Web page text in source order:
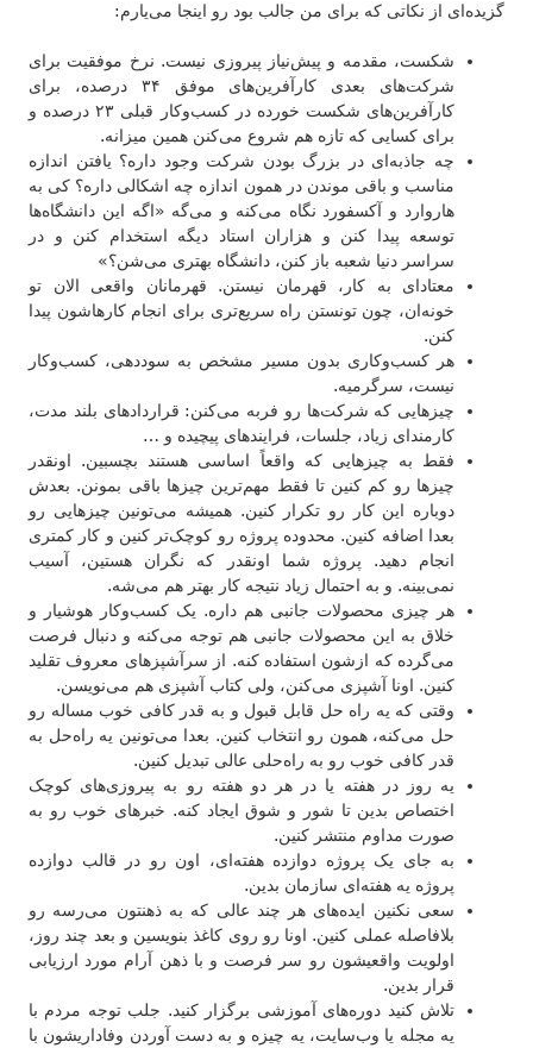
گزیده‌ای از نکاتی که برای من جالب بود رو اینجا می‌یارم:
شکست، مقدمه و پیش‌نیاز پیروزی نیست. نرخ موفقیت برای
شرکت‌های بعدی کارآفرین‌های موفق ۳۴ درصده، برای
کارآفرین‌های شکست خورده در کسب‌وکار قبلی ۲۳ درصده و
برای کسایی که تازه هم شروع می‌کنن همین میزانه.
چه جاذبه‌ای در بزرگ بودن شرکت وجود داره؟ یافتن اندازه
مناسب و باقی موندن در همون اندازه چه اشکالی داره؟ کی به
هاروارد و آکسفورد نگاه می‌کنه و می‌گه «اگه این دانشگاه‌ها
توسعه پیدا کنن و هزاران استاد دیگه استخدام کنن و در
سراسر دنیا شعبه باز کنن، دانشگاه بهتری می‌شن؟»
معتادای به کار، قهرمان نیستن. قهرمانان واقعی الان تو
خونه‌ان، چون تونستن راه سریع‌تری برای انجام کارهاشون پیدا
کنن.
هر کسب‌وکاری بدون مسیر مشخص به سوددهی، کسب‌و‌کار
نیست، سرگرمیه.
چیزهایی که شرکت‌ها رو فربه می‌کنن: قراردادهای بلند مدت،
کارمندای زیاد، جلسات، فرایندهای پیچیده و …
فقط به چیزهایی که واقعاً اساسی هستند بچسبین. اونقدر
چیزها رو کم کنین تا فقط مهم‌ترین چیزها باقی بمونن. بعدش
دوباره این کار رو تکرار کنین. همیشه می‌تونین چیزهایی رو
بعدا اضافه کنین. محدوده پروژه رو کوچک‌تر کنین و کار کمتری
انجام دهید. پروژه شما اونقدر که نگران هستین، آسیب
نمی‌بینه. و به احتمال زیاد نتیجه کار بهتر هم می‌شه.
هر چیزی محصولات جانبی هم داره. یک کسب‌و‌کار هوشیار و
خلاق به این محصولات جانبی هم توجه می‌کنه و دنبال فرصت
می‌گرده که ازشون استفاده کنه. از سرآشپزهای معروف تقلید
کنین. اونا آشپزی می‌کنن، ولی کتاب آشپزی هم می‌نویسن.
وقتی که یه راه حل قابل قبول و به قدر کافی خوب مساله رو
حل می‌کنه، همون رو انتخاب کنین. بعدا می‌تونین یه راه‌حل به
قدر کافی خوب رو به راه‌حلی عالی تبدیل کنین.
یه روز در هفته یا در هر دو هفته رو به پیروزی‌های کوچک
اختصاص بدین تا شور و شوق ایجاد کنه. خبرهای خوب رو به
صورت مداوم منتشر کنین.
به جای یک پروژه دوازده هفته‌ای، اون رو در قالب دوازده
پروژه یه هفته‌ای سازمان بدین.
سعی نکنین ایده‌های هر چند عالی که به ذهنتون می‌رسه رو
بلافاصله عملی کنین. اونا رو روی کاغذ بنویسین و بعد چند روز،
اولویت واقعیشون رو سر فرصت و با ذهن آرام مورد ارزیابی
قرار بدین.
تلاش کنید دوره‌های آموزشی برگزار کنید. جلب توجه مردم با
یه مجله یا وب‌سایت، یه چیزه و به دست آوردن وفاداریشون با